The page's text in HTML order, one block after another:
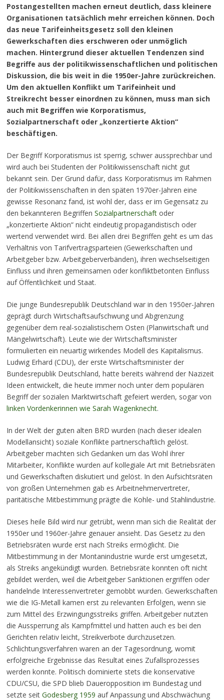
Postangestellten machen erneut deutlich, dass kleinere
Organisationen tatsächlich mehr erreichen können. Doch
das neue Tarifeinheitsgesetz soll den kleinen
Gewerkschaften dies erschweren oder unmöglich
machen. Hintergrund dieser aktuellen Tendenzen sind
Begriffe aus der politikwissenschaftlichen und politischen
Diskussion, die bis weit in die 1950er-Jahre zurückreichen.
Um den aktuellen Konflikt um Tarifeinheit und
Streikrecht besser einordnen zu können, muss man sich
auch mit Begriffen wie Korporatismus,
Sozialpartnerschaft oder „konzertierte Aktion“
beschäftigen.
Der Begriff Korporatismus ist sperrig, schwer aussprechbar und
wird auch bei Studenten der Politikwissenschaft nicht gut
bekannt sein. Der Grund dafür, dass Korporatismus im Rahmen
der Politikwissenschaften in den späten 1970er-Jahren eine
gewisse Resonanz fand, ist wohl der, dass er im Gegensatz zu
den bekannteren Begriffen Sozialpartnerschaftoder
„konzertierte Aktion“ nicht eindeutig propagandistisch oder
wertend verwendet wird. Bei allen drei Begriffen geht es um das
Verhältnis von Tarifvertragsparteien (Gewerkschaften und
Arbeitgeber bzw. Arbeitgeberverbänden), ihren wechselseitigen
Einfluss und ihren gemeinsamen oder konfliktbetonten Einfluss
auf Öffentlichkeit und Staat.
Die junge Bundesrepublik Deutschland war in den 1950er-Jahren
geprägt durch Wirtschaftsaufschwung und Abgrenzung
gegenüber dem real-sozialistischem Osten (Planwirtschaft und
Mängelwirtschaft). Leute wie der Wirtschaftsminister
formulierten ein neuartig wirkendes Modell des Kapitalismus.
Ludwig Erhard (CDU), der erste Wirtschaftsminister der
Bundesrepublik Deutschland, hatte bereits während der Nazizeit
Ideen entwickelt, die heute immer noch unter dem populären
Begriff der sozialen Marktwirtschaft gefeiert werden, sogar von
linken Vordenkerinnen wie Sarah Wagenknecht.
In der Welt der guten alten BRD wurden (nach dieser idealen
Modellansicht) soziale Konflikte partnerschaftlich gelöst.
Arbeitgeber machten sich Gedanken um das Wohl ihrer
Mitarbeiter, Konflikte wurden auf kollegiale Art mit Betriebsräten
und Gewerkschaften diskutiert und gelöst. In den Aufsichtsräten
von großen Unternehmen gab es Arbeitnehmervertreter,
paritätische Mitbestimmung prägte die Kohle- und Stahlindustrie.
Dieses heile Bild wird nur getrübt, wenn man sich die Realität der
1950er und 1960er-Jahre genauer ansieht. Das Gesetz zu den
Betriebsräten wurde erst nach Streiks ermöglicht. Die
Mitbestimmung in der Montanindustrie wurde erst umgesetzt,
als Streiks angekündigt wurden. Betriebsräte konnten oft nicht
gebildet werden, weil die Arbeitgeber Sanktionen ergriffen oder
handelnde Interessenvertreter gemobbt wurden. Gewerkschaften
wie die IG-Metall kamen erst zu relevanten Erfolgen, wenn sie
zum Mittel des Erzwingungsstreiks griffen. Arbeitgeber nutzten
die Aussperrung als Kampfmittel und hatten auch es bei den
Gerichten relativ leicht, Streikverbote durchzusetzen.
Schlichtungsverfahren waren an der Tagesordnung, womit
erfolgreiche Ergebnisse das Resultat eines Zufallsprozesses
werden konnte. Politisch dominierte stets die konservative
CDU/CSU, die SPD blieb Daueropposition im Bundestag und
setzte seit Godesberg 1959 auf Anpassung und Abschwächung